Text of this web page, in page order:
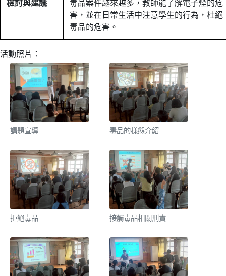
檢討與建議
毒品案件越來越多，教師能了解電子煙的危
害，並在日常生活中注意學生的行為，杜絕
毒品的危害。
活動照片：
講題宣導 毒品的樣態介紹
拒絕毒品 接觸毒品相關刑責